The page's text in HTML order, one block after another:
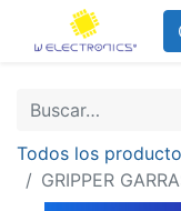
Todos los
GRIPPER